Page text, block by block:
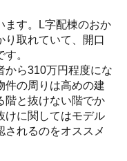
ます。L字配棟のおか
り取れていて、開口
。
から310万円程度にな
件の周りは高めの建
階と抜けない階でか
に関してはモデル
されるのをオススメ